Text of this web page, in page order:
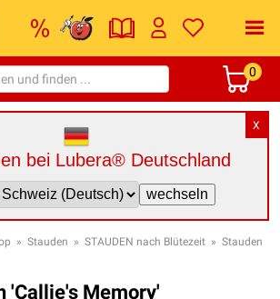
0
X
bei Lubera® Deutschland
» Stauden » STAUDEN nach Blütezeit » Stauden
'Callie's Memory'